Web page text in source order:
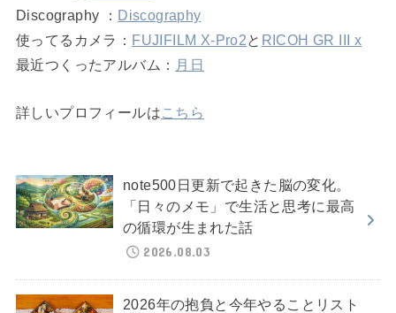
Discography ： Discography
使ってるカメラ： FUJIFILM X-Pro2と RICOH GR III x
最近つくったアルバム： 月日
詳しいプロフィールはこちら
note500日更新で起きた脳の変化。
「日々のメモ」で生活と思考に最高
の循環が生まれた話
2026.08.03
2026年の抱負と今年やることリスト